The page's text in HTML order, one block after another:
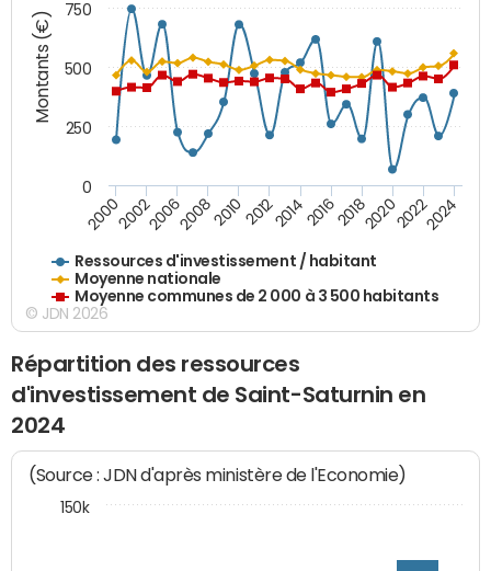
Montants (€)
Ressources d'investissement / habitant
Moyenne nationale
Moyenne communes de 2 000 à 3 500 habitants
200020022006200820102012201420162018202020222024
0
250
500
750
© JDN 2026
Répartition des ressources
d'investissement de Saint-Saturnin en
2024
(Source : JDN d'après ministère de l'Economie)
150k